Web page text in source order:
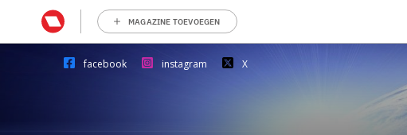
MAGAZINE TOEVOEGEN
facebook instagram X